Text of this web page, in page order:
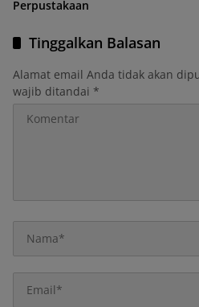
Perpustakaan
Tinggalkan Balasan
Alamat email Anda tidak akan
wajib ditandai *